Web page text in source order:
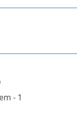
- 1